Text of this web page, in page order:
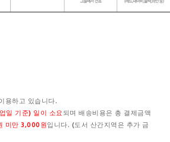
용하고 있습니다.
일 기준) 일이 소요되며 배송비용은 총 결제금액
미만 3,000원입니다. (도서 산간지역은 추가 금